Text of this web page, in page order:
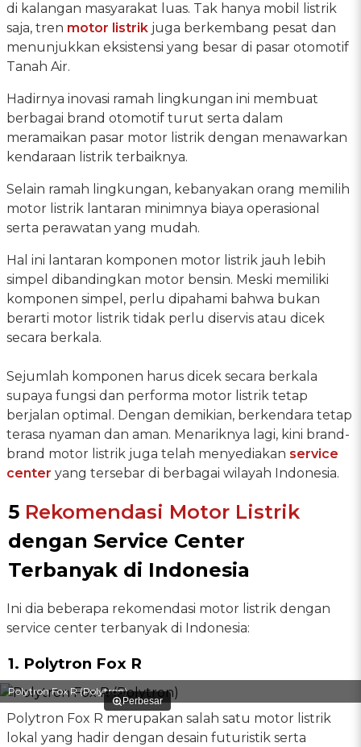
di kalangan masyarakat luas. Tak hanya mobil listrik
saja, tren motor listrik juga berkembang pesat dan
menunjukkan eksistensi yang besar di pasar otomotif
Tanah Air.
Hadirnya inovasi ramah lingkungan ini membuat
berbagai brand otomotif turut serta dalam
meramaikan pasar motor listrik dengan menawarkan
kendaraan listrik terbaiknya.
Selain ramah lingkungan, kebanyakan orang memilih
motor listrik lantaran minimnya biaya operasional
serta perawatan yang mudah.
Hal ini lantaran komponen motor listrik jauh lebih
simpel dibandingkan motor bensin. Meski memiliki
komponen simpel, perlu dipahami bahwa bukan
berarti motor listrik tidak perlu diservis atau dicek
secara berkala.
Sejumlah komponen harus dicek secara berkala
supaya fungsi dan performa motor listrik tetap
berjalan optimal. Dengan demikian, berkendara tetap
terasa nyaman dan aman. Menariknya lagi, kini brand-
brand motor listrik juga telah menyediakan service
center yang tersebar di berbagai wilayah Indonesia.
5 Rekomendasi Motor Listrik
dengan Service Center
Terbanyak di Indonesia
Ini dia beberapa rekomendasi motor listrik dengan
service center terbanyak di Indonesia:
1. Polytron Fox R
Perbesar
Polytron Fox R (Polytron)
Polytron Fox R merupakan salah satu motor listrik
lokal yang hadir dengan desain futuristik serta